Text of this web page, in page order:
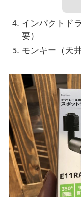
インパクトド
要）
モンキー（天